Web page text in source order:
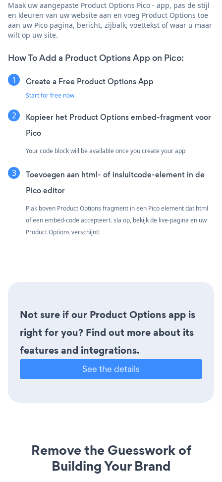
Maak uw aangepaste Product Options Pico - app, pas de stijl
en kleuren van uw website aan en voeg Product Options toe
aan uw Pico pagina, bericht, zijbalk, voettekst of waar u maar
wilt op uw site.
How To Add a Product Options App on Pico:
Create a Free Product Options App
Start for free now
Kopieer het Product Options embed-fragment voor
Pico
Your code block will be available once you create your app
Toevoegen aan html- of insluitcode-element in de
Pico editor
Plak boven Product Options fragment in een Pico element dat html
of een embed-code accepteert. sla op, bekijk de live-pagina en uw
Product Options verschijnt!
Not sure if our Product Options app is
right for you? Find out more about its
features and integrations.
See the details
Remove the Guesswork of
Building Your Brand